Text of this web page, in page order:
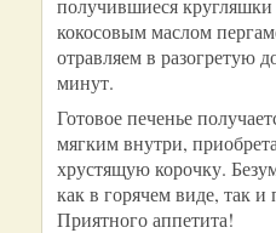
кокосовым маслом
отравляем в разогретую
минут.
Готовое печенье
мягким внутри,
хрустящую корочку.
как в горячем виде, так и
Приятного аппетита!